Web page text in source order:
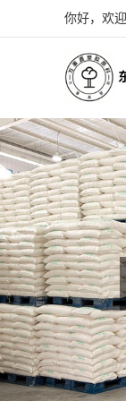
你好，欢